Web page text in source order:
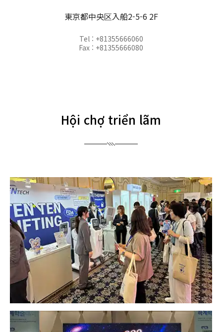
東京都中央区入船2-5-6 2F
Tel : +81355666060
Fax : +81355666080
Hội chợ triển lãm